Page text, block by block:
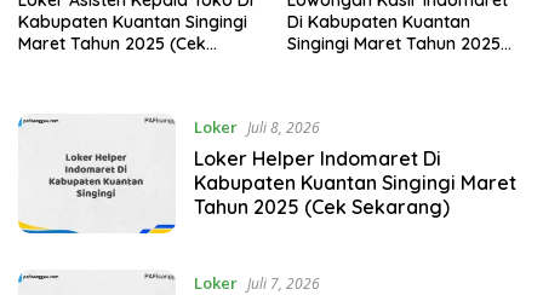
Kabupaten Kuantan Singingi
Maret Tahun 2025 (Cek
Di Kabupaten Kuantan
Singingi Maret Tahun 2025
Loker Juli 8, 2026
Loker Helper Indomaret Di
Kabupaten Kuantan Singingi Maret
Tahun 2025 (Cek Sekarang)
Loker Juli 7, 2026